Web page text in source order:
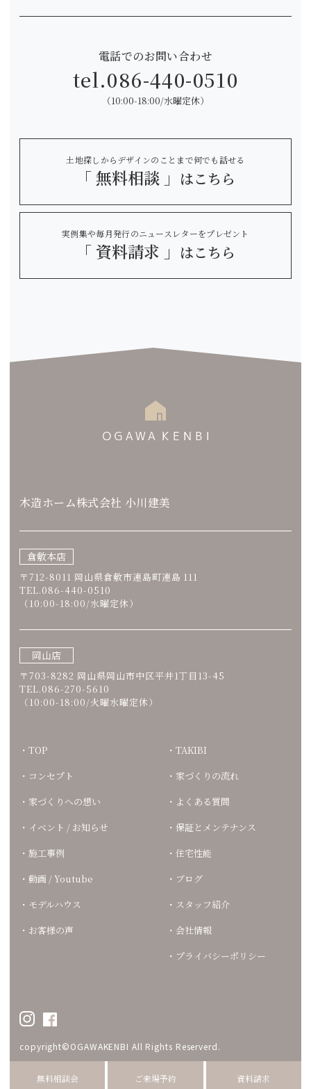
電話でのお問い合わせ
tel.086-440-0510
（10:00-18:00/水曜定休）
土地探しからデザインのことまで何でも話せる
「 無料相談 」 はこちら
実例集や毎月発行のニュースレターをプレゼント
「 資料請求 」 はこちら
木造ホーム株式会社 小川建美
倉敷本店
〒712-8011 岡山県倉敷市連島町連島 111
TEL.086-440-0510
（10:00-18:00/水曜定休）
岡山店
〒703-8282 岡山県岡山市中区平井1丁目13-45
TEL.086-270-5610
（10:00-18:00/火曜水曜定休）
TOP
コンセプト
家づくりへの想い
イベント / お知らせ
施工事例
動画 / Youtube
モデルハウス
お客様の声
TAKIBI
家づくりの流れ
よくある質問
保証とメンテナンス
住宅性能
ブログ
スタッフ紹介
会社情報
プライバシーポリシー
copyright©OGAWAKENBI All Rights Reserverd.
無料相談会 ご来場予約 資料請求